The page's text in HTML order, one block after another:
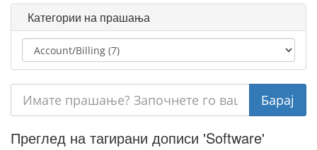
Категории на прашања
Преглед на тагирани дописи 'Software'